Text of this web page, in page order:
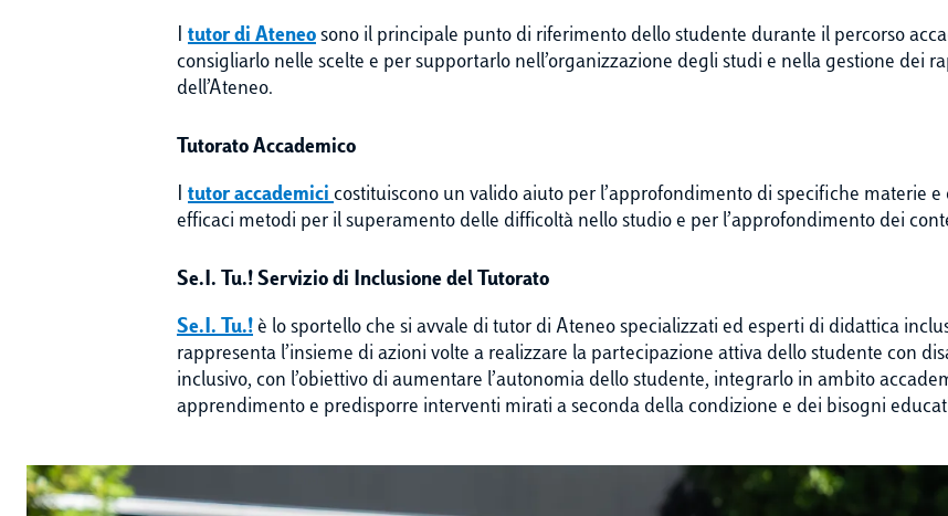
I tutor di Ateneo sono il principale punto di riferimento dello studente durante il percorso
consigliarlo nelle scelte e per supportarlo nell’organizzazione degli studi e nella gestione dei
dell’Ateneo.
Tutorato Accademico
I tutor accademici costituiscono un valido aiuto per l’approfondimento di specifiche materie
efficaci metodi per il superamento delle difficoltà nello studio e per l’approfondimento dei
Se.I. Tu.! Servizio di Inclusione del Tutorato
Se.I. Tu.! è lo sportello che si avvale di tutor di Ateneo specializzati ed esperti di didattica
rappresenta l’insieme di azioni volte a realizzare la partecipazione attiva dello studente con
inclusivo, con l’obiettivo di aumentare l’autonomia dello studente, integrarlo in ambito
apprendimento e predisporre interventi mirati a seconda della condizione e dei bisogni